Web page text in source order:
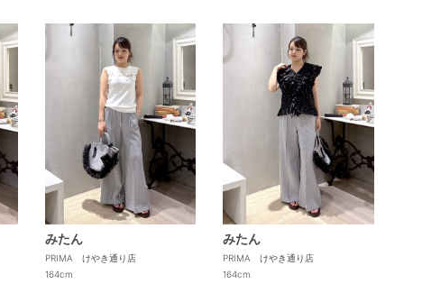
みたん
PRIMA けやき通り店
164cm
みたん
PRIMA けやき通り店
164cm